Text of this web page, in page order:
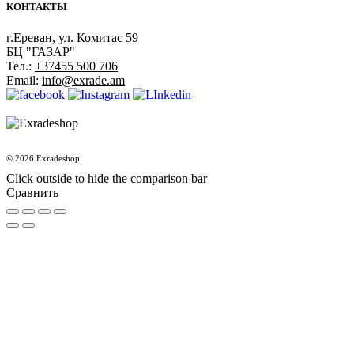
КОНТАКТЫ
г.Ереван, ул. Комитас 59
БЦ "ГАЗАР"
Тел.: +37455 500 706
Email: info@exrade.am
© 2026 Exradeshop.
Click outside to hide the comparison bar
Сравнить